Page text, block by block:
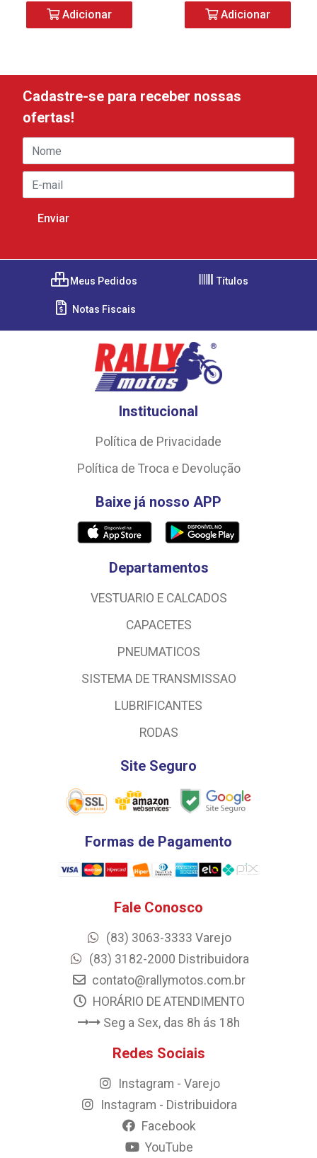
Adicionar Adicionar
Cadastre-se para receber nossas
ofertas!
Meus Pedidos Títulos
Notas Fiscais
Institucional
Política de Privacidade
Política de Troca e Devolução
Baixe já nosso APP
Departamentos
VESTUARIO E CALCADOS
CAPACETES
PNEUMATICOS
SISTEMA DE TRANSMISSAO
LUBRIFICANTES
RODAS
Site Seguro
Formas de Pagamento
Fale Conosco
(83) 3063-3333 Varejo
(83) 3182-2000 Distribuidora
contato@rallymotos.com.br
HORÁRIO DE ATENDIMENTO
Seg a Sex, das 8h ás 18h
Redes Sociais
Instagram - Varejo
Instagram - Distribuidora
Facebook
YouTube